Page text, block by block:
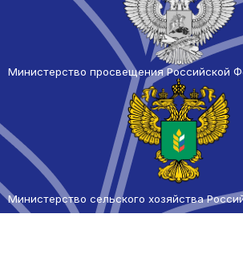
Министерство просвещения Российской
Министерство сельского хозяйства